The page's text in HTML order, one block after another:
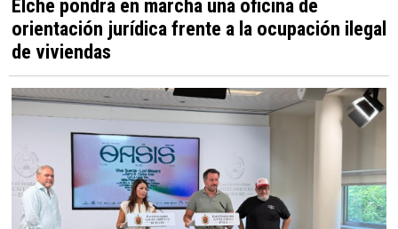
Elche pondrá en marcha una oficina de
orientación jurídica frente a la ocupación ilegal
de viviendas